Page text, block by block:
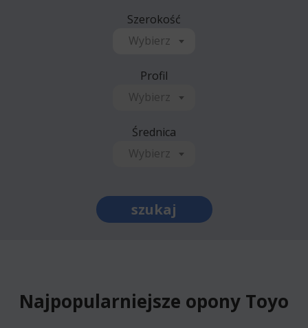
Szerokość
Wybierz
Profil
Wybierz
Średnica
Wybierz
szukaj
Najpopularniejsze opony Toyo